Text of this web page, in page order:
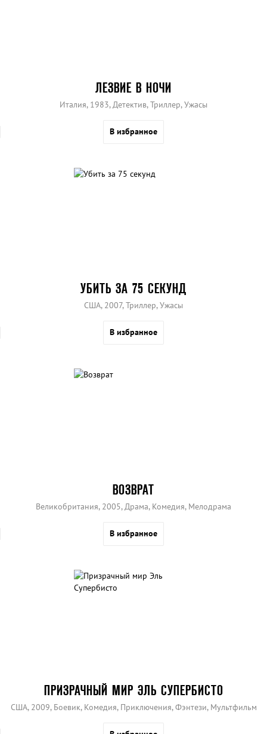
ЛЕЗВИЕ В НОЧИ
Италия, 1983, Детектив, Триллер, Ужасы
В избранное
УБИТЬ ЗА 75 СЕКУНД
США, 2007, Триллер, Ужасы
В избранное
ВОЗВРАТ
Великобритания, 2005, Драма, Комедия, Мелодрама
В избранное
ПРИЗРАЧНЫЙ МИР ЭЛЬ СУПЕРБИСТО
США, 2009, Боевик, Комедия, Приключения, Фэнтези, Мультфильм